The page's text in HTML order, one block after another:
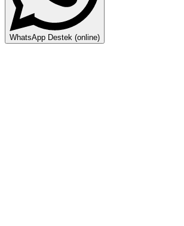
WhatsApp Destek (online)